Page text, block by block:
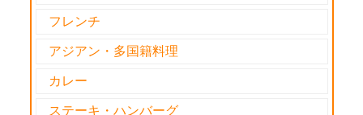
フレンチ
アジアン・多国籍料理
カレー
ステーキ・ハンバーグ